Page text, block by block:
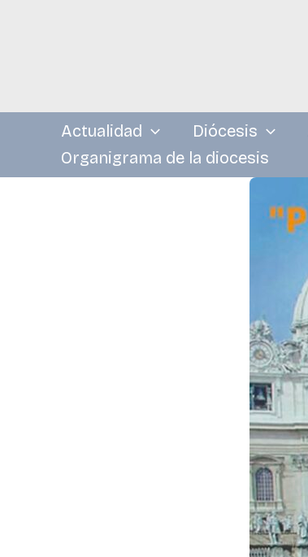
Actualidad Diócesis
Organigrama de la diocesis